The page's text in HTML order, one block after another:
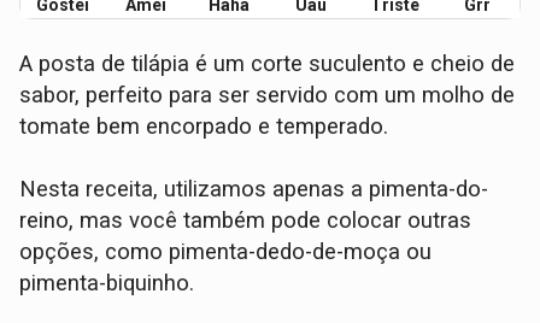
Gostei Amei Haha Uau Triste Grr
A posta de tilápia é um corte suculento e cheio de
sabor, perfeito para ser servido com um molho de
tomate bem encorpado e temperado.
Nesta receita, utilizamos apenas a pimenta-do-
reino, mas você também pode colocar outras
opções, como pimenta-dedo-de-moça ou
pimenta-biquinho.